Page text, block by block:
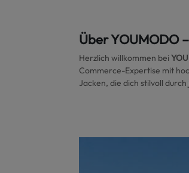
Über YOUMODO
Herzlich willkommen bei
Commerce-Expertise mit
Jacken, die dich stilvoll